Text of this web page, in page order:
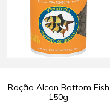
Ração Alcon Bottom Fish
150g